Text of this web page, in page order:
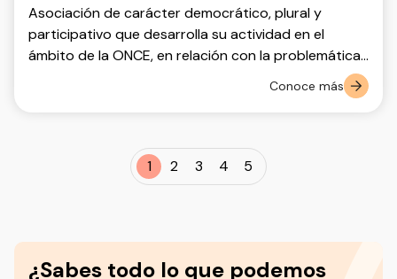
Asociación de carácter democrático, plural y
participativo que desarrolla su actividad en el
ámbito de la ONCE, en relación con la problemática
Conoce más
1 2 3 4 5
¿Sabes todo lo que podemos